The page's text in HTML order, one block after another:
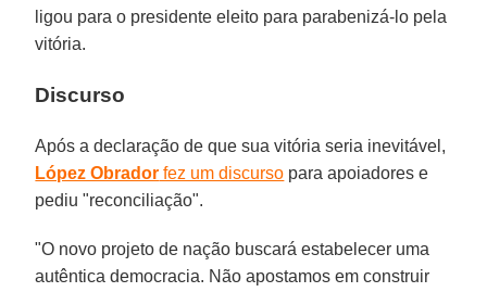
ligou para o presidente eleito para parabenizá-lo pela
vitória.
Discurso
Após a declaração de que sua vitória seria inevitável,
López Obrador fez um discurso para apoiadores e
pediu "reconciliação".
"O novo projeto de nação buscará estabelecer uma
autêntica democracia. Não apostamos em construir